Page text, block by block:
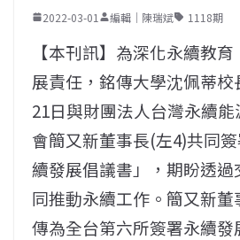
2022-03-01 編輯｜陳瑞斌 1118期
【本刊訊】為深化永續教
展責任，銘傳大學沈佩蒂校
21日與財團法人台灣永續
會簡又新董事長(左4)共同
續發展倡議書」，期盼透過
同推動永續工作。簡又新董
傳為全台第六所簽署永續發